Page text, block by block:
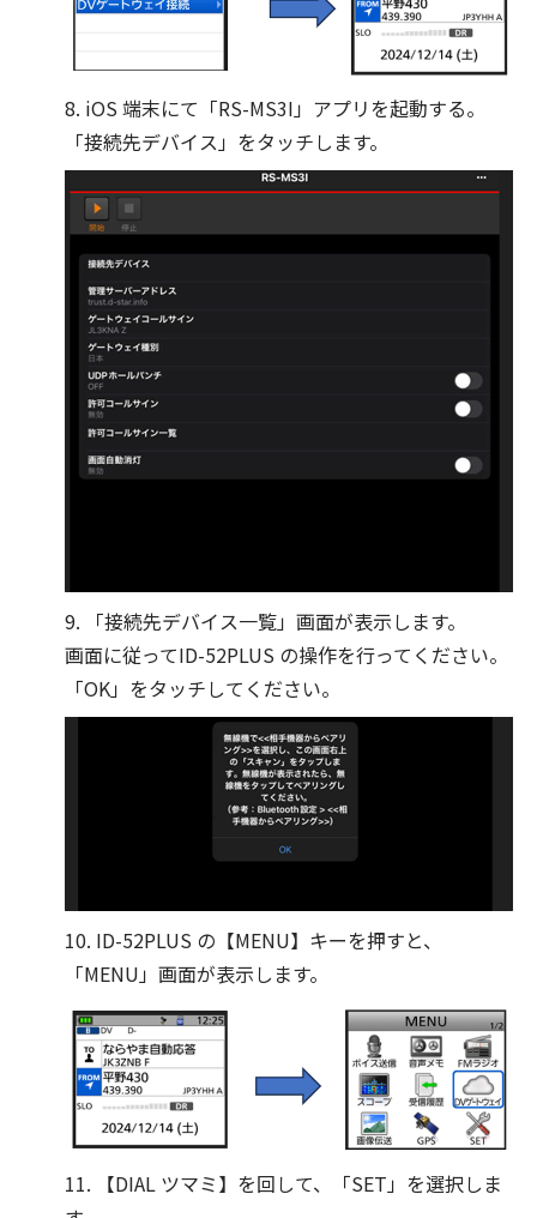
8. iOS 端末にて「RS-MS3I」アプリを起動する。
「接続先デバイス」をタッチします。
9. 「接続先デバイス一覧」画面が表示します。
画面に従ってID-52PLUS の操作を行ってください。
「OK」をタッチしてください。
10. ID-52PLUS の【MENU】キーを押すと、
「MENU」画面が表示します。
11. 【DIAL ツマミ】を回して、「SET」を選択しま